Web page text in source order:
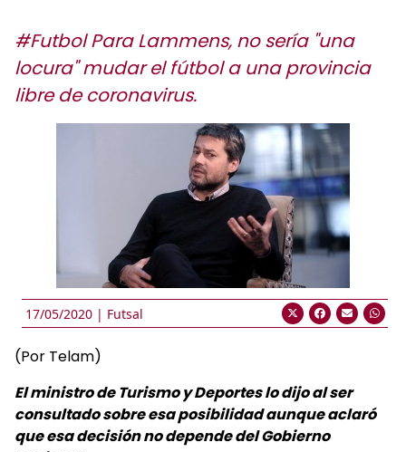
#Futbol Para Lammens, no sería "una
locura" mudar el fútbol a una provincia
libre de coronavirus.
17/05/2020 | Futsal
(Por Telam)
El ministro de Turismo y Deportes lo dijo al ser
consultado sobre esa posibilidad aunque aclaró
que esa decisión no depende del Gobierno